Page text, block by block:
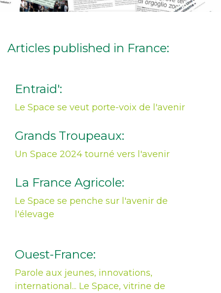
Articles published in France:
Entraid':
Le Space se veut porte-voix de l'avenir
Grands Troupeaux:
Un Space 2024 tourné vers l'avenir
La France Agricole:
Le Space se penche sur l'avenir de
l'élevage
Ouest-France:
Parole aux jeunes, innovations,
international... Le Space, vitrine de